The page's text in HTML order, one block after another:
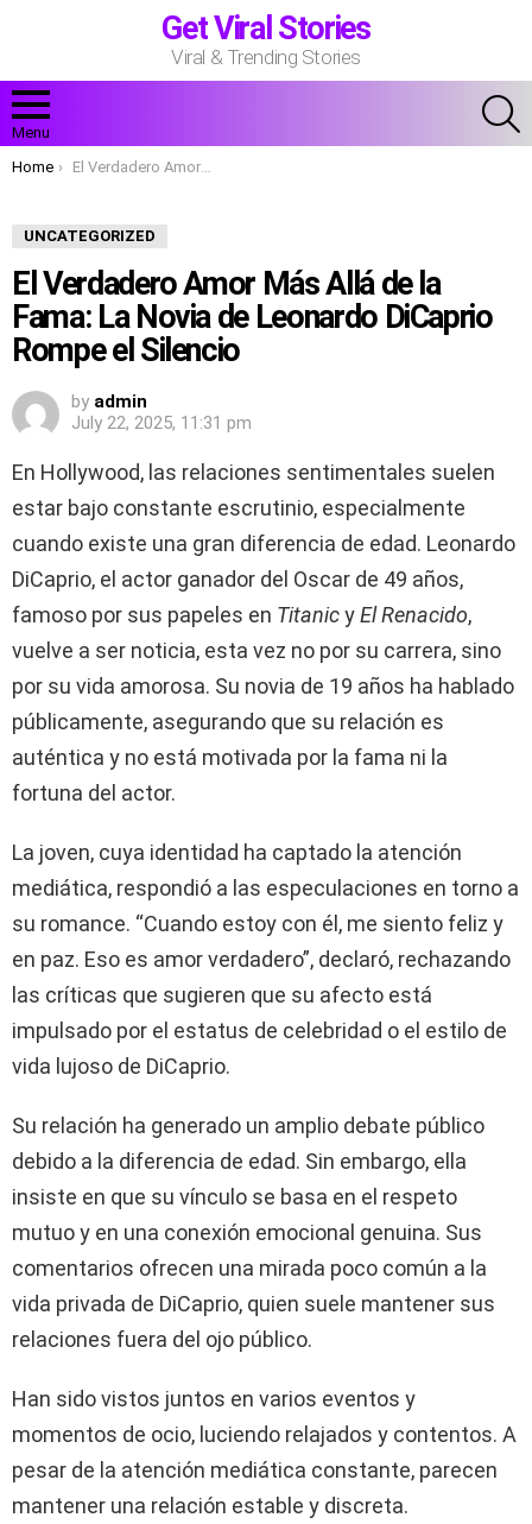
Get Viral Stories
Viral & Trending Stories
Menu
You are here:
Home El Verdadero Amor Más Allá de la Fama: La Novia de Leonardo DiCaprio Rompe el Silencio
UNCATEGORIZED
El Verdadero Amor Más Allá de la
Fama: La Novia de Leonardo DiCaprio
Rompe el Silencio
by admin
July 22, 2025, 11:31 pm
En Hollywood, las relaciones sentimentales suelen
estar bajo constante escrutinio, especialmente
cuando existe una gran diferencia de edad. Leonardo
DiCaprio, el actor ganador del Oscar de 49 años,
famoso por sus papeles en TitanicyEl Renacido,
vuelve a ser noticia, esta vez no por su carrera, sino
por su vida amorosa. Su novia de 19 años ha hablado
públicamente, asegurando que su relación es
auténtica y no está motivada por la fama ni la
fortuna del actor.
La joven, cuya identidad ha captado la atención
mediática, respondió a las especulaciones en torno a
su romance. “Cuando estoy con él, me siento feliz y
en paz. Eso es amor verdadero”, declaró, rechazando
las críticas que sugieren que su afecto está
impulsado por el estatus de celebridad o el estilo de
vida lujoso de DiCaprio.
Su relación ha generado un amplio debate público
debido a la diferencia de edad. Sin embargo, ella
insiste en que su vínculo se basa en el respeto
mutuo y en una conexión emocional genuina. Sus
comentarios ofrecen una mirada poco común a la
vida privada de DiCaprio, quien suele mantener sus
relaciones fuera del ojo público.
Han sido vistos juntos en varios eventos y
momentos de ocio, luciendo relajados y contentos. A
pesar de la atención mediática constante, parecen
mantener una relación estable y discreta.